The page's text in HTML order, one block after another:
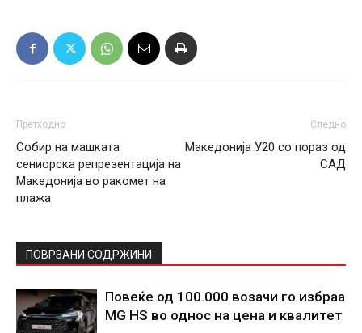
Претходно
Собир на машката
сениорска репрезентација на
Македонија во ракомет на
плажа
Следно
Македонија У20 со пораз од
САД
ПОВРЗАНИ СОДРЖИНИ
Повеќе од 100.000 возачи го избраа
MG HS во однос на цена и квалитет